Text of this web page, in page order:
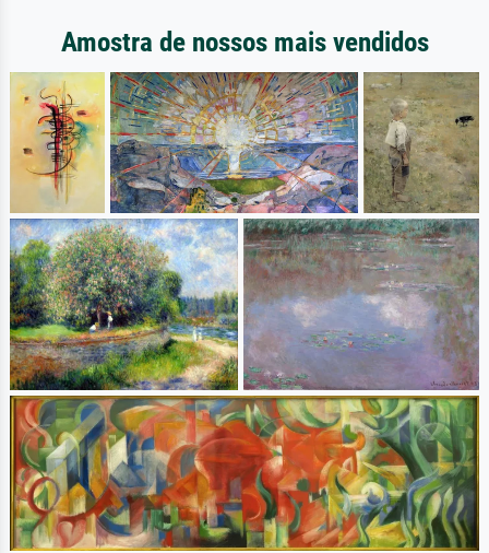
Amostra de nossos mais vendidos